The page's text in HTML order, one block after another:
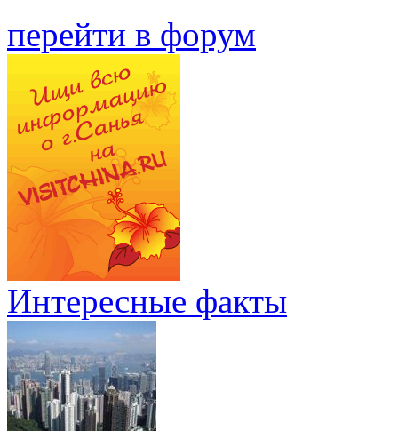
перейти в форум
Интересные факты